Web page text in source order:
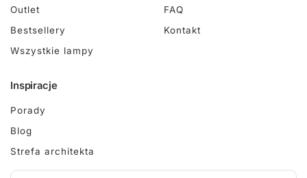
Outlet
Bestsellery
Wszystkie lampy
FAQ
Kontakt
Inspiracje
Porady
Blog
Strefa architekta